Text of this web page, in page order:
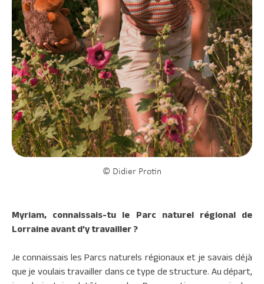
© Didier Protin
Myriam, connaissais-tu le Parc naturel régional de
Lorraine avant d’y travailler ?
Je connaissais les Parcs naturels régionaux et je savais déjà
que je voulais travailler dans ce type de structure. Au départ,